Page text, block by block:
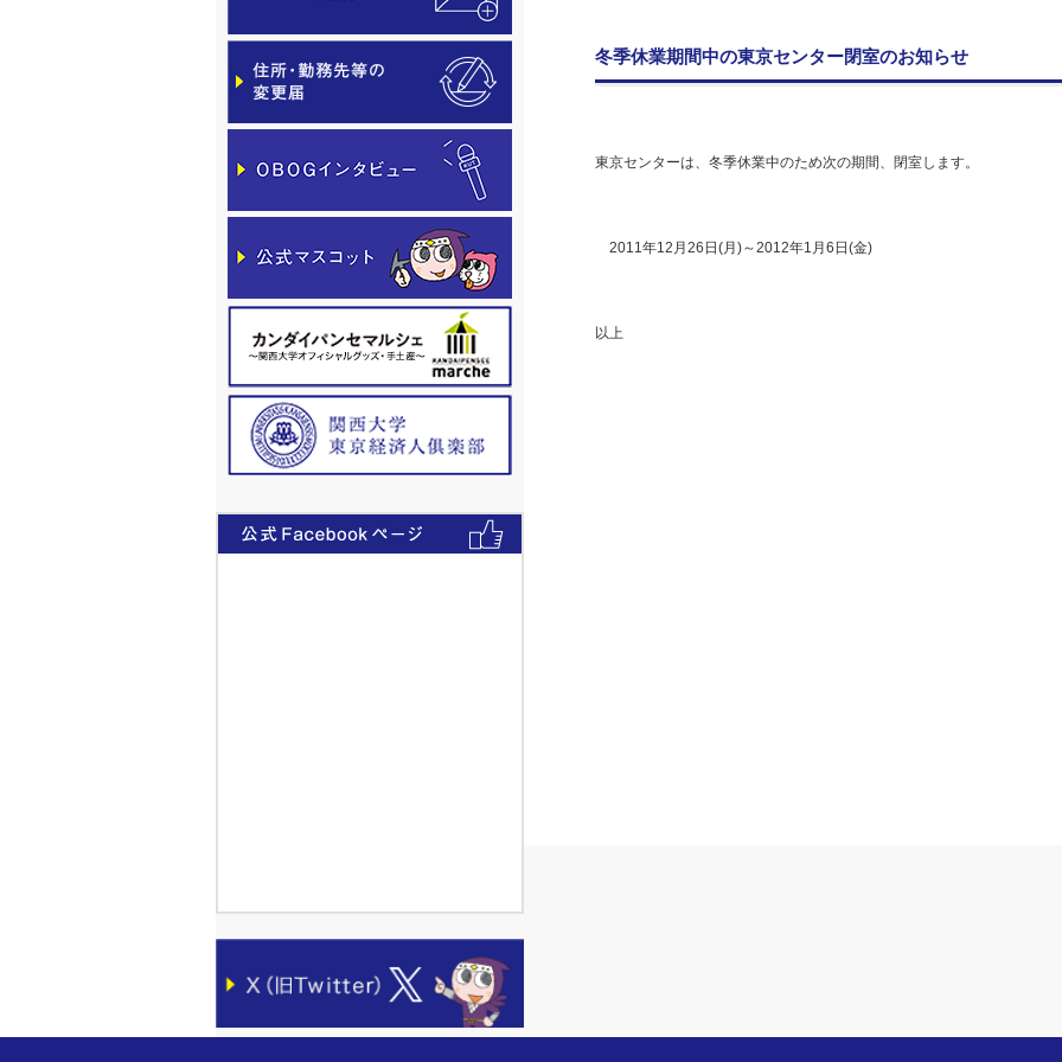
冬季休業期間中の東京センター閉室のお知らせ
東京センターは、冬季休業中のため次の期間、閉室します。
2011年12月26日(月)～2012年1月6日(金)
以上